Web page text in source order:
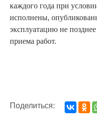
каждого года при
исполнены,
эксплуатацию не
приема работ.
Поделиться: